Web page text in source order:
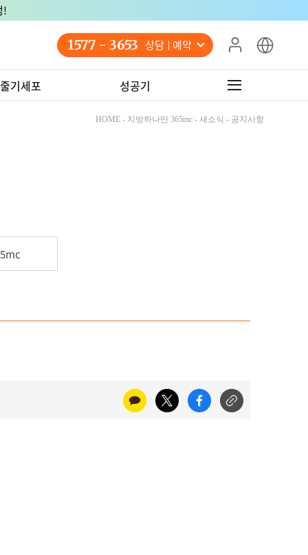
!
1577 - 3653 상담 예약
기세포 성공기
HOME - 지방하나만 365mc - 새소식 - 공지사항